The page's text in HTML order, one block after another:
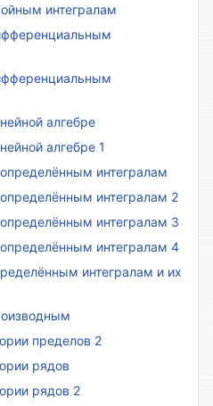
интегралам
алгебре
алгебре 1
интегралам
интегралам 2
интегралам 3
интегралам 4
интегралам и их
пределов 2
рядов
рядов 2